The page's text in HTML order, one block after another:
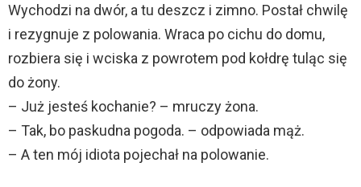
Wychodzi na dwór, a tu deszcz i zimno. Postał chwilę
i rezygnuje z polowania. Wraca po cichu do domu,
rozbiera się i wciska z powrotem pod kołdrę tuląc się
do żony.
– Już jesteś kochanie? – mruczy żona.
– Tak, bo paskudna pogoda. – odpowiada mąż.
– A ten mój idiota pojechał na polowanie.